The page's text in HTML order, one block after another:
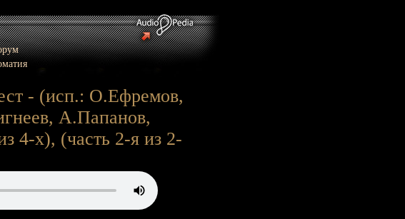
- (исп.: О.Ефремов,
А.Папанов,
4-х), (часть 2-я из 2-